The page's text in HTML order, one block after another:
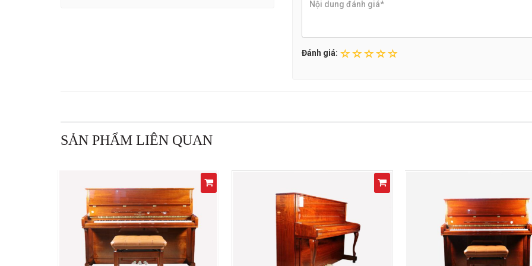
Đánh giá:
SẢN PHẨM LIÊN QUAN